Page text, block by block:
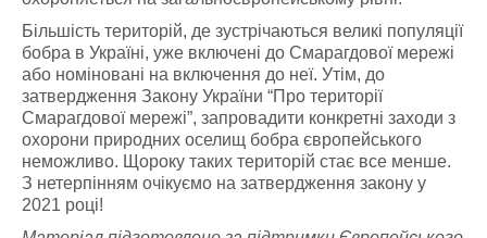
Більшість територій, де зустрічаються великі популяції
бобра в Україні, уже включені до Смарагдової мережі
або номіновані на включення до неї. Утім, до
затвердження Закону України “Про території
Смарагдової мережі”, запровадити конкретні заходи з
охорони природних оселищ бобра європейського
неможливо. Щороку таких територій стає все менше.
З нетерпінням очікуємо на затвердження закону у
2021 році!